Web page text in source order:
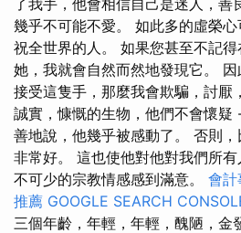
了我手，他會相信自己是迷人，
幾乎不可能不愛。 如此多的虛榮
祝全世界的人。 如果您甚至不記
她，我就會自然而然地發現它。
接受這隻手，那麼我會欺騙，討厭
誠實，慷慨的生物，他們不會懷
善地說，他幾乎被感動了。 否則
非常好。 這也使他對他對我們所
不可少的宗教情感感到滿意。 會計
推薦 GOOGLE SEARCH
三個年齡，年輕，年輕，醜陋，金